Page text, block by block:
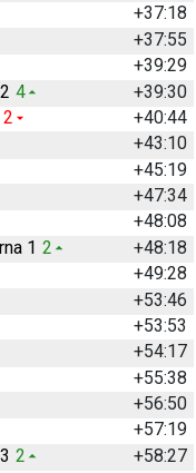
+37:18
+37:55
+39:29
4
+39:30
2
+40:44
+43:10
+45:19
+47:34
+48:08
1 2
+48:18
+49:28
+53:46
+53:53
+54:17
+55:38
+56:50
+57:19
2
+58:27